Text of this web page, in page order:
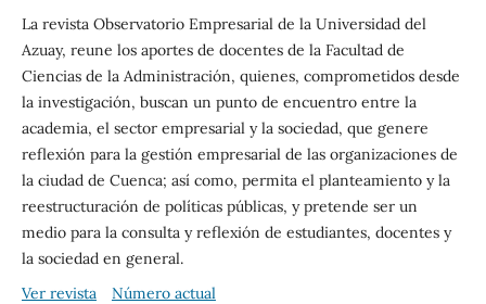
La revista Observatorio Empresarial de la Universidad del
Azuay, reune los aportes de docentes de la Facultad de
Ciencias de la Administración, quienes, comprometidos desde
la investigación, buscan un punto de encuentro entre la
academia, el sector empresarial y la sociedad, que genere
reflexión para la gestión empresarial de las organizaciones de
la ciudad de Cuenca; así como, permita el planteamiento y la
reestructuración de políticas públicas, y pretende ser un
medio para la consulta y reflexión de estudiantes, docentes y
la sociedad en general.
Ver revista
Número actual